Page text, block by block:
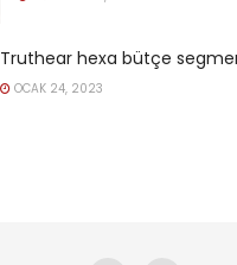
Truthear hexa bütçe
OCAK 24, 2023